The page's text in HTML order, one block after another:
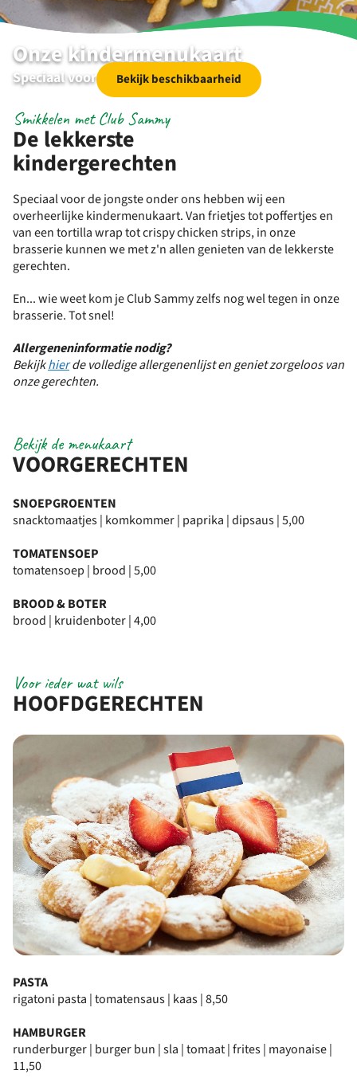
Onze kindermenukaart
Speciaal voor de jongste onder ons
Bekijk beschikbaarheid
De lekkerste
kindergerechten
Smikkelen met Club Sammy
Speciaal voor de jongste onder ons hebben wij een
overheerlijke kindermenukaart. Van frietjes tot poffertjes en
van een tortilla wrap tot crispy chicken strips, in onze
brasserie kunnen we met z'n allen genieten van de lekkerste
gerechten.
En... wie weet kom je Club Sammy zelfs nog wel tegen in onze
brasserie. Tot snel!
Allergeneninformatie nodig?
Bekijkhierde volledige allergenenlijst en geniet zorgeloos van
onze gerechten.
VOORGERECHTEN
Bekijk de menukaart
SNOEPGROENTEN
snacktomaatjes | komkommer | paprika | dipsaus | 5,00
TOMATENSOEP
tomatensoep | brood | 5,00
BROOD & BOTER
brood | kruidenboter | 4,00
HOOFDGERECHTEN
Voor ieder wat wils
PASTA
rigatoni pasta | tomatensaus | kaas | 8,50
HAMBURGER
runderburger | burger bun | sla | tomaat | frites | mayonaise |
11,50